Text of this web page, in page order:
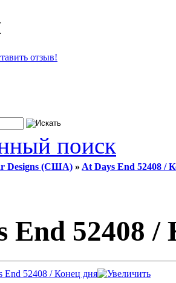
отзыв!
поиск
Designs (США) » At Days End 52408 /
End 52408 /